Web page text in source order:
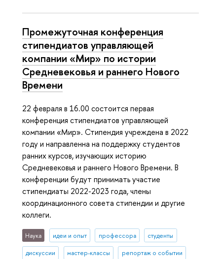
Промежуточная конференция
стипендиатов управляющей
компании «Мир» по истории
Средневековья и раннего Нового
Времени
22 февраля в 16.00 состоится первая
конференция стипендиатов управляющей
компании «Мир». Стипендия учреждена в 2022
году и направленна на поддержку студентов
ранних курсов, изучающих историю
Средневековья и раннего Нового Времени. В
конференции будут принимать участие
стипендиаты 2022-2023 года, члены
координационного совета стипендии и другие
коллеги.
Наука идеи и опыт профессора студенты
дискуссии мастер-классы репортаж о событии